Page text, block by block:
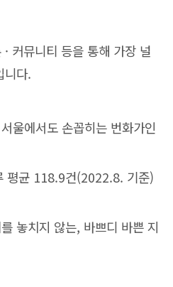
커뮤니티 등을 통해 가장 널
니다.
울에서도 손꼽히는 번화가인
평균 118.9건(2022.8. 기준)
놓치지 않는, 바쁘디 바쁜 지